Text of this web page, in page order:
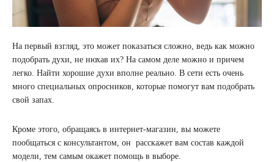
На первый взгляд, это может показаться сложно, ведь как можно
подобрать духи, не нюхав их? На самом деле можно и причем
легко. Найти хорошие духи вполне реально. В сети есть очень
много специальных опросников, которые помогут вам подобрать
свой запах.
Кроме этого, обращаясь в интернет-магазин, вы можете
пообщаться с консультантом, он расскажет вам состав каждой
модели, тем самым окажет помощь в выборе.